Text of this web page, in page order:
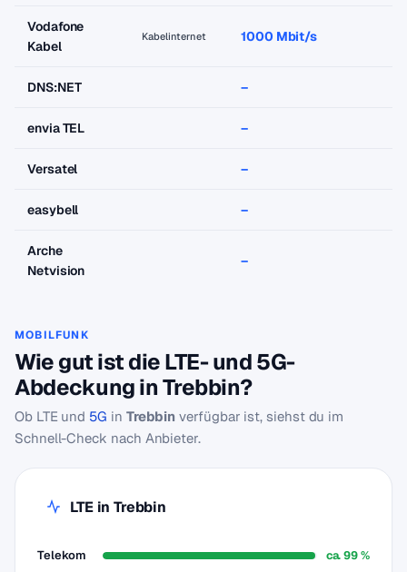
Vodafone
Kabel
Kabelinternet 1000 Mbit/s
DNS:NET –
envia TEL –
Versatel –
easybell –
Arche
Netvision
–
MOBILFUNK
Wie gut ist die LTE- und 5G-
Abdeckung in Trebbin?
Ob LTE und 5G in Trebbin verfügbar ist, siehst du im
Schnell-Check nach Anbieter.
LTE in Trebbin
Telekom ca. 99 %